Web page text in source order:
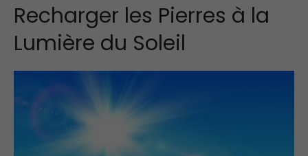
Recharger les Pierres à la
Lumière du Soleil